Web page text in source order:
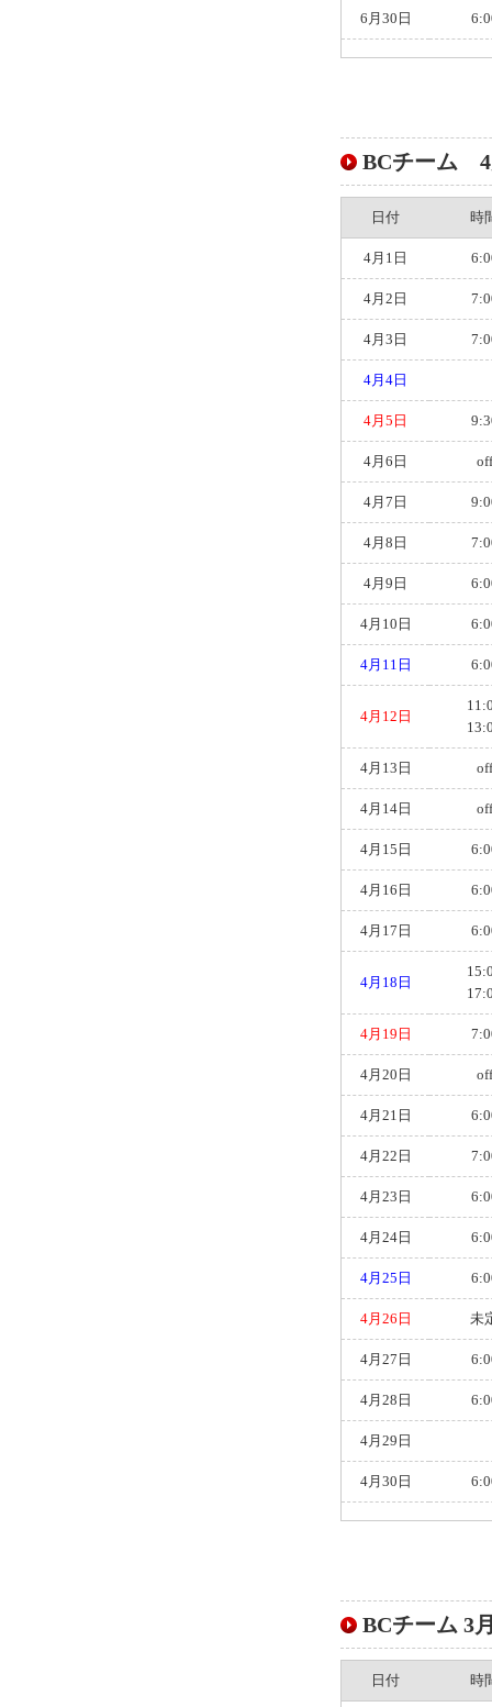
6月30日
BCチーム 4
日付 時
4月1日
4月2日
4月3日
4月4日
4月5日
4月6日 off
4月7日
4月8日
4月9日
4月10日
4月11日
4月12日
4月13日 off
4月14日 off
4月15日
4月16日
4月17日
4月18日
4月19日
4月20日 off
4月21日
4月22日
4月23日
4月24日
4月25日
4月26日 未
4月27日
4月28日
4月29日
4月30日
BCチーム 3
日付 時